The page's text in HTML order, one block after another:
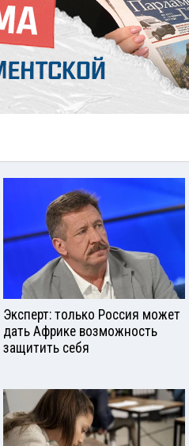
Эксперт: только Россия может
дать Африке возможность
защитить себя